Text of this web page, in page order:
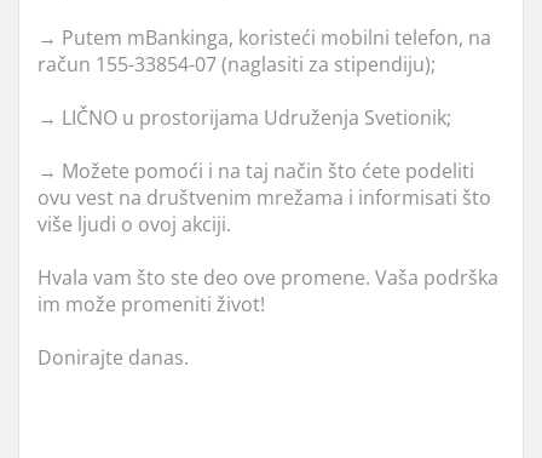
→ Putem mBankinga, koristeći mobilni telefon, na
račun 155-33854-07 (naglasiti za stipendiju);
→ LIČNO u prostorijama Udruženja Svetionik;
→ Možete pomoći i na taj način što ćete podeliti
ovu vest na društvenim mrežama i informisati što
više ljudi o ovoj akciji.
Hvala vam što ste deo ove promene. Vaša podrška
im može promeniti život!
Donirajte danas.